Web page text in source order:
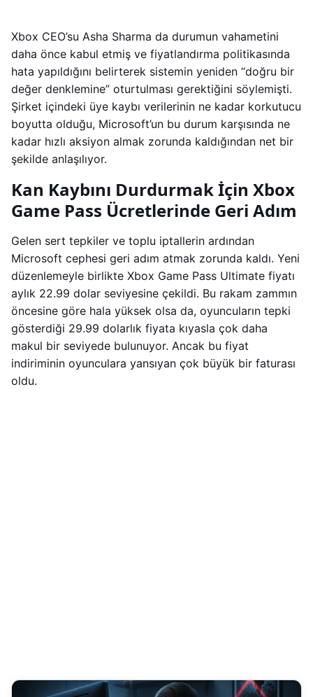
Xbox CEO’su Asha Sharma da durumun vahametini
daha önce kabul etmiş ve fiyatlandırma politikasında
hata yapıldığını belirterek sistemin yeniden “doğru bir
değer denklemine” oturtulması gerektiğini söylemişti.
Şirket içindeki üye kaybı verilerinin ne kadar korkutucu
boyutta olduğu, Microsoft’un bu durum karşısında ne
kadar hızlı aksiyon almak zorunda kaldığından net bir
şekilde anlaşılıyor.
Kan Kaybını Durdurmak İçin Xbox
Game Pass Ücretlerinde Geri Adım
Gelen sert tepkiler ve toplu iptallerin ardından
Microsoft cephesi geri adım atmak zorunda kaldı. Yeni
düzenlemeyle birlikte Xbox Game Pass Ultimate fiyatı
aylık 22.99 dolar seviyesine çekildi. Bu rakam zammın
öncesine göre hala yüksek olsa da, oyuncuların tepki
gösterdiği 29.99 dolarlık fiyata kıyasla çok daha
makul bir seviyede bulunuyor. Ancak bu fiyat
indiriminin oyunculara yansıyan çok büyük bir faturası
oldu.